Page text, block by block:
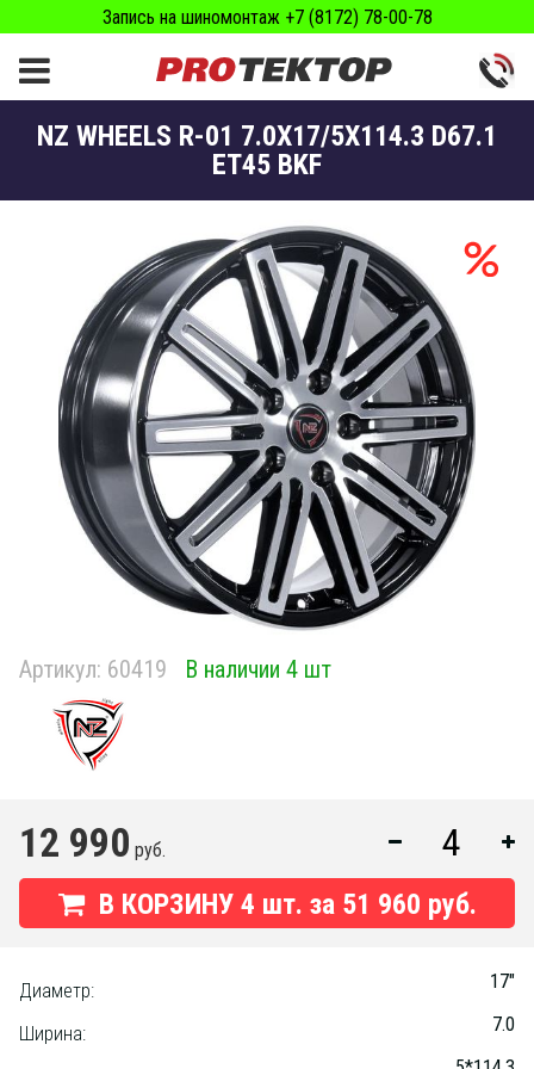
Запись на шиномонтаж +7 (8172) 78-00-78
NZ WHEELS R-01 7.0X17/5X114.3 D67.1
ET45 BKF
Артикул: 60419 В наличии 4 шт
12 990 руб.
В КОРЗИНУ 4 шт. за 51 960 руб.
Диаметр: 17"
Ширина: 7.0